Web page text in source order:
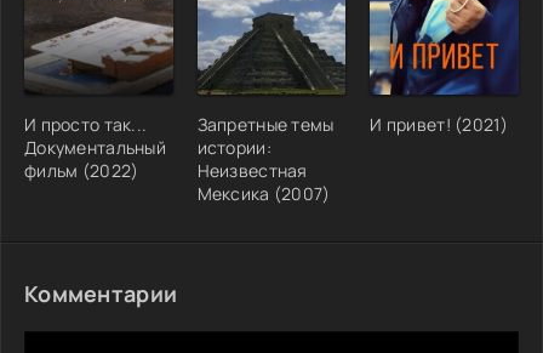
И просто так...
Документальный
фильм (2022)
Запретные темы
истории:
Неизвестная
Мексика (2007)
И привет! (2021)
Комментарии